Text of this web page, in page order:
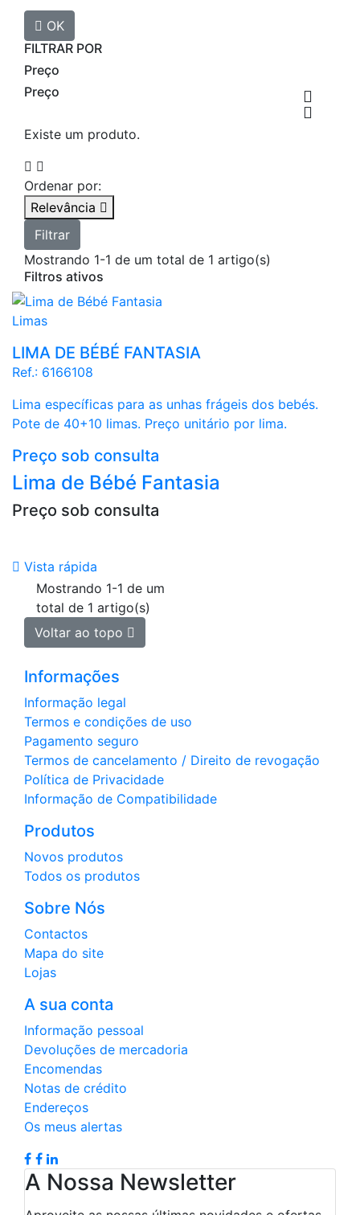
 OK
FILTRAR POR
Preço
Preço


Existe um produto.
 
Ordenar por:
Relevância 
Filtrar
Mostrando 1-1 de um total de 1 artigo(s)
Filtros ativos
Limas
LIMA DE BÉBÉ FANTASIA
Ref.: 6166108
Lima específicas para as unhas frágeis dos bebés.
Pote de 40+10 limas. Preço unitário por lima.
Preço sob consulta
Lima de Bébé Fantasia
Preço sob consulta
 Vista rápida
Mostrando 1-1 de um
total de 1 artigo(s)
Voltar ao topo 
Informações
Informação legal
Termos e condições de uso
Pagamento seguro
Termos de cancelamento / Direito de revogação
Política de Privacidade
Informação de Compatibilidade
Produtos
Novos produtos
Todos os produtos
Sobre Nós
Contactos
Mapa do site
Lojas
A sua conta
Informação pessoal
Devoluções de mercadoria
Encomendas
Notas de crédito
Endereços
Os meus alertas
A Nossa Newsletter